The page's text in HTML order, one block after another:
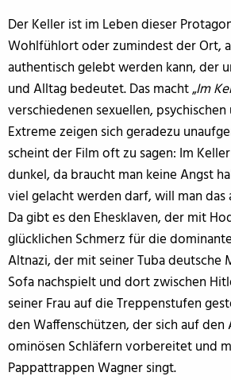
Der Keller ist im Leben dieser
Wohlfühlort oder zumindest der Ort,
authentisch gelebt werden kann, der
und Alltag bedeutet. Das macht „Im
verschiedenen sexuellen,
Extreme zeigen sich geradezu
scheint der Film oft zu sagen: Im
dunkel, da braucht man keine Angst
viel gelacht werden darf, will man das
Da gibt es den Ehesklaven, der mit
glücklichen Schmerz für die
Altnazi, der mit seiner Tuba deutsche
Sofa nachspielt und dort zwischen
seiner Frau auf die Treppenstufen
den Waffenschützen, der sich auf den
ominösen Schläfern vorbereitet und
Pappattrappen Wagner singt.